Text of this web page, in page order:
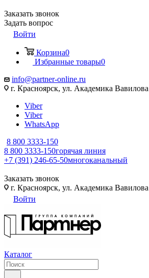
Заказать звонок
Задать вопрос
Войти
Корзина0
Избранные товары0
info@partner-online.ru
г. Красноярск, ул. Академика
Viber
Viber
WhatsApp
8 800 3333-150
8 800 3333-150горячая линия
+7 (391) 246-65-50многоканальный
Заказать звонок
г. Красноярск, ул. Академика
Войти
Каталог